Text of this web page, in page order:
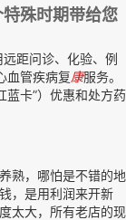
殊时期带给您
距问诊、化验、例
血管疾病复康服务。
蓝卡”）优惠和处方药
熟，哪怕是不错的地
，是用利润来开新
太大，所有老店的现